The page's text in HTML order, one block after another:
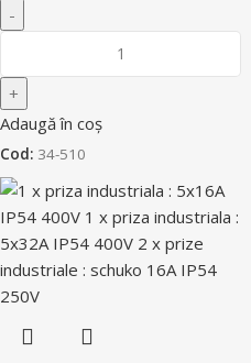
Adaugă în coș
Cod: 34-510